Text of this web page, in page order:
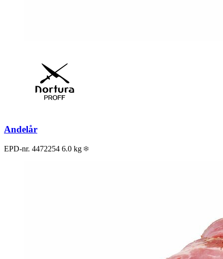
Andelår
EPD-nr. 4472254 6.0 kg